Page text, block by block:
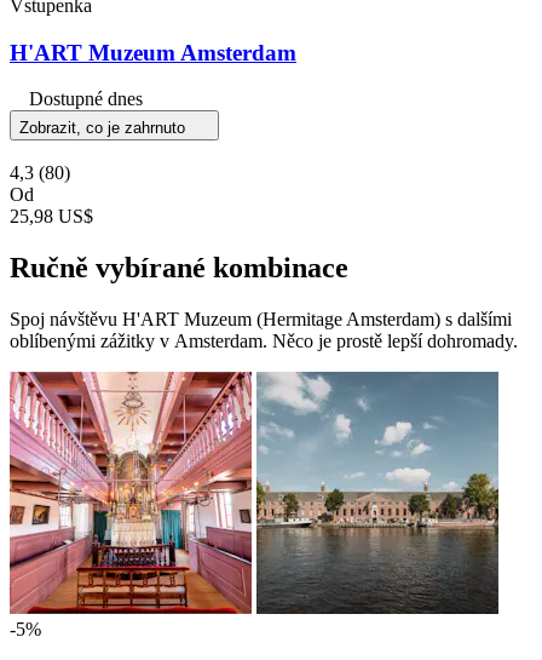
Vstupenka
H'ART Muzeum Amsterdam
Dostupné dnes
Zobrazit, co je zahrnuto
4,3 (80)
Od
25,98 US$
Ručně vybírané kombinace
Spoj návštěvu H'ART Muzeum (Hermitage Amsterdam) s dalšími
oblíbenými zážitky v Amsterdam. Něco je prostě lepší dohromady.
-5%